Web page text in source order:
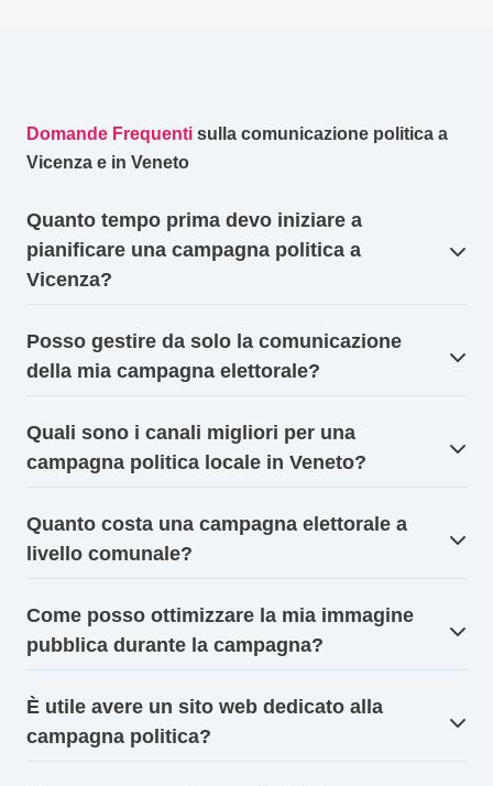
Domande Frequenti sulla comunicazione politica a
Vicenza e in Veneto
Quanto tempo prima devo iniziare a
pianificare una campagna politica a
Vicenza?
Posso gestire da solo la comunicazione
della mia campagna elettorale?
Quali sono i canali migliori per una
campagna politica locale in Veneto?
Quanto costa una campagna elettorale a
livello comunale?
Come posso ottimizzare la mia immagine
pubblica durante la campagna?
È utile avere un sito web dedicato alla
campagna politica?